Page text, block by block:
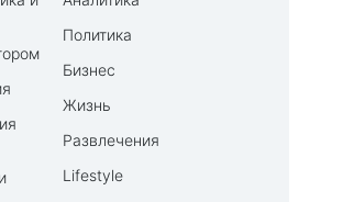
Политика
Бизнес
Жизнь
Развлечения
Lifestyle